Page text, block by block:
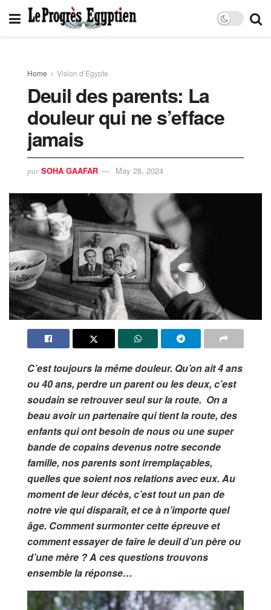
Home Vision d’Egypte
Deuil des parents: La
douleur qui ne s’efface
jamais
par SOHA GAAFAR May 28, 2024
C’est toujours la même douleur. Qu’on ait 4 ans
ou 40 ans, perdre un parent ou les deux, c’est
soudain se retrouver seul sur la route. On a
beau avoir un partenaire qui tient la route, des
enfants qui ont besoin de nous ou une super
bande de copains devenus notre seconde
famille, nos parents sont irremplaçables,
quelles que soient nos relations avec eux. Au
moment de leur décès, c’est tout un pan de
notre vie qui disparaît, et ce à n’importe quel
âge. Comment surmonter cette épreuve et
comment essayer de faire le deuil d’un père ou
d’une mère ? A ces questions trouvons
ensemble la réponse…